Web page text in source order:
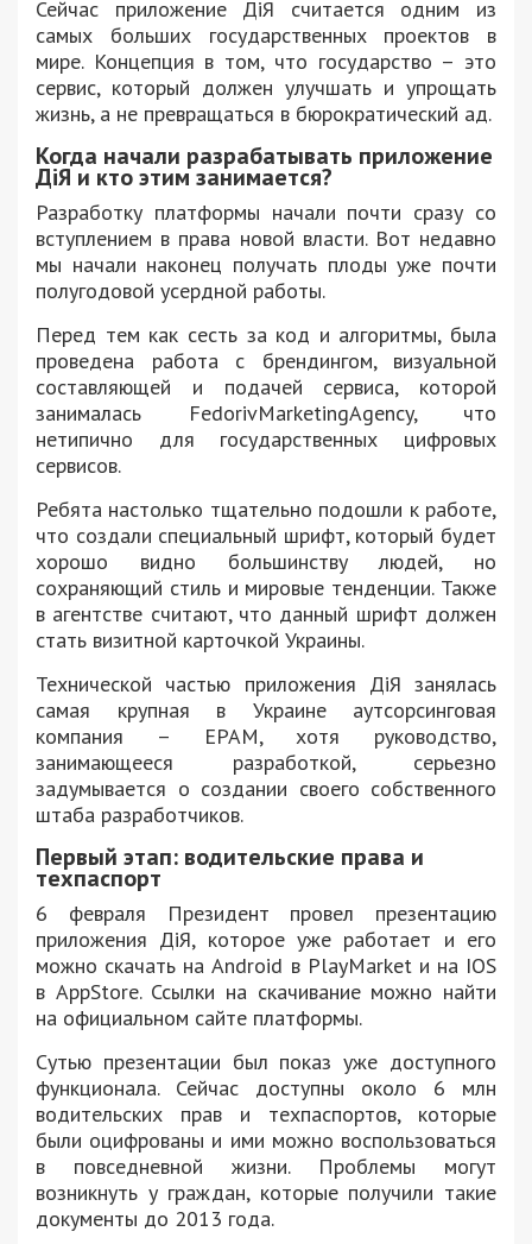
Сейчас приложение ДіЯ считается одним из
самых больших государственных проектов в
мире. Концепция в том, что государство – это
сервис, который должен улучшать и упрощать
жизнь, а не превращаться в бюрократический ад.
Когда начали разрабатывать приложение
ДіЯ и кто этим занимается?
Разработку платформы начали почти сразу со
вступлением в права новой власти. Вот недавно
мы начали наконец получать плоды уже почти
полугодовой усердной работы.
Перед тем как сесть за код и алгоритмы, была
проведена работа с брендингом, визуальной
составляющей и подачей сервиса, которой
занималась FedorivMarketingAgency, что
нетипично для государственных цифровых
сервисов.
Ребята настолько тщательно подошли к работе,
что создали специальный шрифт, который будет
хорошо видно большинству людей, но
сохраняющий стиль и мировые тенденции. Также
в агентстве считают, что данный шрифт должен
стать визитной карточкой Украины.
Технической частью приложения ДіЯ занялась
самая крупная в Украине аутсорсинговая
компания – EPAM, хотя руководство,
занимающееся разработкой, серьезно
задумывается о создании своего собственного
штаба разработчиков.
Первый этап: водительские права и
техпаспорт
6 февраля Президент провел презентацию
приложения ДіЯ, которое уже работает и его
можно скачать на Android в PlayMarket и на IOS
в AppStore. Ссылки на скачивание можно найти
на официальном сайте платформы.
Сутью презентации был показ уже доступного
функционала. Сейчас доступны около 6 млн
водительских прав и техпаспортов, которые
были оцифрованы и ими можно воспользоваться
в повседневной жизни. Проблемы могут
возникнуть у граждан, которые получили такие
документы до 2013 года.